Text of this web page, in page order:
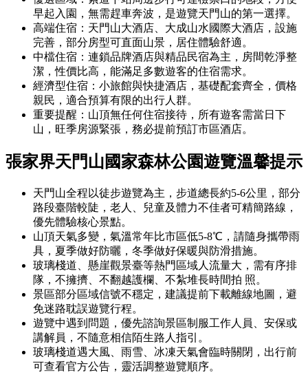
早起入園，無需趕車奔波，是遊覽天門山的第一選擇。
高端住宿：天門山大酒店、大成山水國際大酒店，設施
完善，部分房型可直面山景，居住體驗舒適。
中檔住宿：連鎖品牌酒店與精品民宿為主，房間乾淨整
潔，性價比高，能滿足多數遊客的住宿需求。
經濟型住宿：小旅館與快捷酒店，基礎配套齊全，價格
親民，適合預算有限的出行人群。
重要提醒：山頂無任何住宿接待，所有遊客需當日下
山，旺季房源緊張，務必提前預訂市區酒店。
張家界天門山國家森林公園遊覽溫馨提示
天門山全程以徒步遊覽為主，步道總長約5-6公里，部分
路段臺階較陡，老人、兒童及體力不佳者可精簡路線，
優先體驗核心景點。
山頂天氣多變，氣溫常年比市區低5-8℃，請隨身攜帶雨
具，夏季做好防曬，冬季做好保暖與防滑措施。
玻璃棧道、懸崖觀景臺等熱門區域人流量大，需有序排
隊，不擁擠、不翻越護欄、不紮堆長時間拍 照。
景區部分區域信號不穩定，建議提前下載離線地圖，避
免迷路耽誤遊覽行程。
遊覽中遇到問題，優先諮詢景區制服工作人員、安保或
講解員，不隨意相信陌生路人指引。
玻璃棧道遇大風、雨雪、冰凍天氣會臨時關閉，出行前
可查看官方公告，靈活調整遊覽順序。